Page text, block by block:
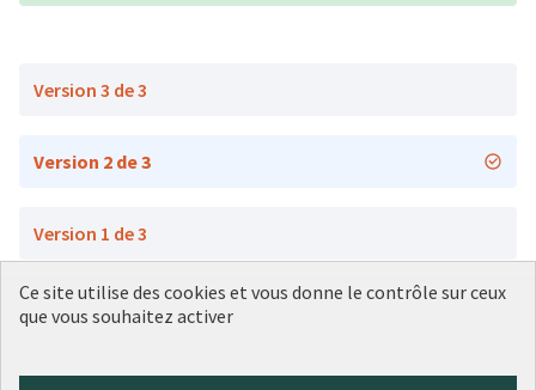
Version 3 de 3
Version 2 de 3
Version 1 de 3
Ce site utilise des cookies et vous donne le contrôle sur ceux
que vous souhaitez activer